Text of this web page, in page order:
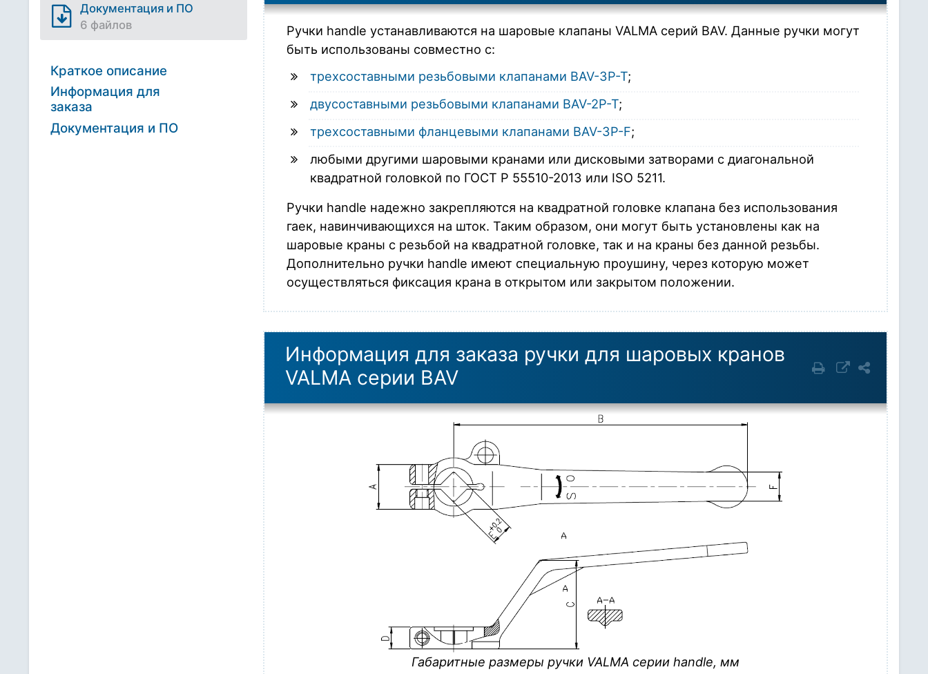
Документация и ПО
6 файлов
Краткое описание
Информация для
заказа
Документация и ПО
Ручки handle устанавливаются на шаровые клапаны VALMA серий BAV. Данные ручки могут
быть использованы совместно с:
трехсоставными резьбовыми клапанами BAV-3P-T;
двусоставными резьбовыми клапанами BAV-2P-T;
трехсоставными фланцевыми клапанами BAV-3P-F;
любыми другими шаровыми кранами или дисковыми затворами с диагональной
квадратной головкой по ГОСТ Р 55510-2013 или ISO 5211.
Ручки handle надежно закрепляются на квадратной головке клапана без использования
гаек, навинчивающихся на шток. Таким образом, они могут быть установлены как на
шаровые краны с резьбой на квадратной головке, так и на краны без данной резьбы.
Дополнительно ручки handle имеют специальную проушину, через которую может
осуществляться фиксация крана в открытом или закрытом положении.
Информация для заказа ручки для шаровых кранов
VALMA серии BAV
Габаритные размеры ручки VALMA серии handle, мм